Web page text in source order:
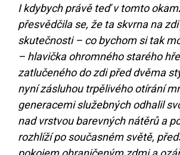
I kdybych právě teď v tomto
přesvědčila se, že ta skvrna na
skutečnosti – co bychom si tak
– hlavička ohromného starého
zatlučeného do zdi před dvěma
nyní zásluhou trpělivého otírání
generacemi služebných odhalil
nad vrstvou barevných nátěrů a
rozhlíží po současném světě,